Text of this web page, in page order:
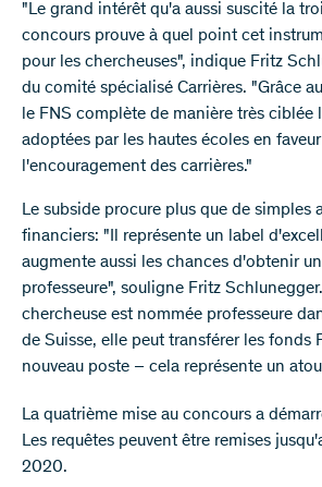
"Le grand intérêt qu'a aussi suscité la
concours prouve à quel point cet
pour les chercheuses", indique Fritz
du comité spécialisé Carrières. "Grâce
le FNS complète de manière très ciblée
adoptées par les hautes écoles en
l'encouragement des carrières."
Le subside procure plus que de simples
financiers: "Il représente un label
augmente aussi les chances d'obtenir
professeure", souligne Fritz
chercheuse est nommée professeure
de Suisse, elle peut transférer les fonds
nouveau poste – cela représente un
La quatrième mise au concours a
Les requêtes peuvent être remises
2020.